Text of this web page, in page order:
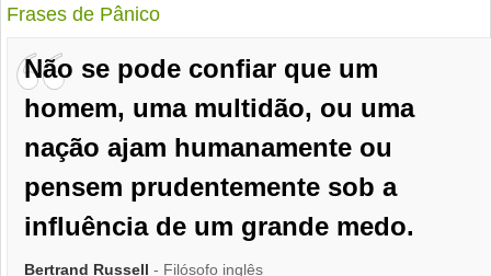
Frases de Pânico
Não se pode confiar que um
homem, uma multidão, ou uma
nação ajam humanamente ou
pensem prudentemente sob a
influência de um grande medo.
Bertrand Russell - Filósofo inglês